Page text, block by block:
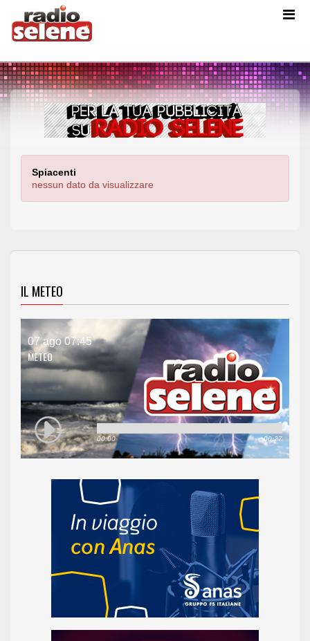
Spiacenti
nessun dato da visualizzare
IL METEO
07 ago 07:45
METEO
00:00 00:27